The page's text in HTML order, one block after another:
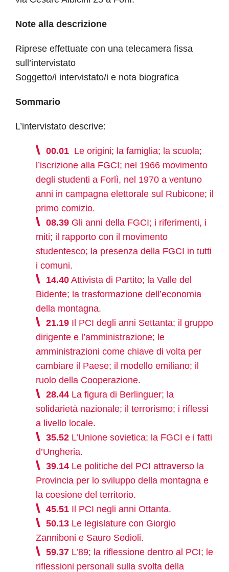
Note alla descrizione
Riprese effettuate con una telecamera fissa
sull’intervistato
Soggetto/i intervistato/i e nota biografica
Sommario
L’intervistato descrive:
00.01 Le origini; la famiglia; la scuola;
l’iscrizione alla FGCI; nel 1966 movimento
degli studenti a Forlì, nel 1970 a ventuno
anni in campagna elettorale sul Rubicone; il
primo comizio.
08.39 Gli anni della FGCI; i riferimenti, i
miti; il rapporto con il movimento
studentesco; la presenza della FGCI in tutti
i comuni.
14.40 Attivista di Partito; la Valle del
Bidente; la trasformazione dell’economia
della montagna.
21.19 Il PCI degli anni Settanta; il gruppo
dirigente e l’amministrazione; le
amministrazioni come chiave di volta per
cambiare il Paese; il modello emiliano; il
ruolo della Cooperazione.
28.44 La figura di Berlinguer; la
solidarietà nazionale; il terrorismo; i riflessi
a livello locale.
35.52 L’Unione sovietica; la FGCI e i fatti
d’Ungheria.
39.14 Le politiche del PCI attraverso la
Provincia per lo sviluppo della montagna e
la coesione del territorio.
45.51 Il PCI negli anni Ottanta.
50.13 Le legislature con Giorgio
Zanniboni e Sauro Sedioli.
59.37 L’89; la riflessione dentro al PCI; le
riflessioni personali sulla svolta della